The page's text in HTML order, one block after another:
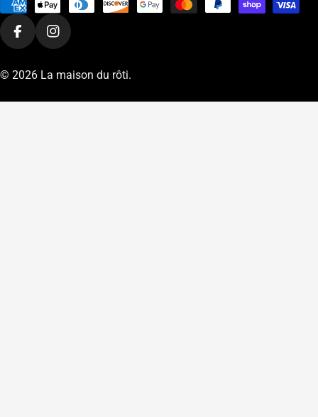
n
g
u
Modes
de
paiement
FacebookInstagram
© 2026 La maison du rôti.